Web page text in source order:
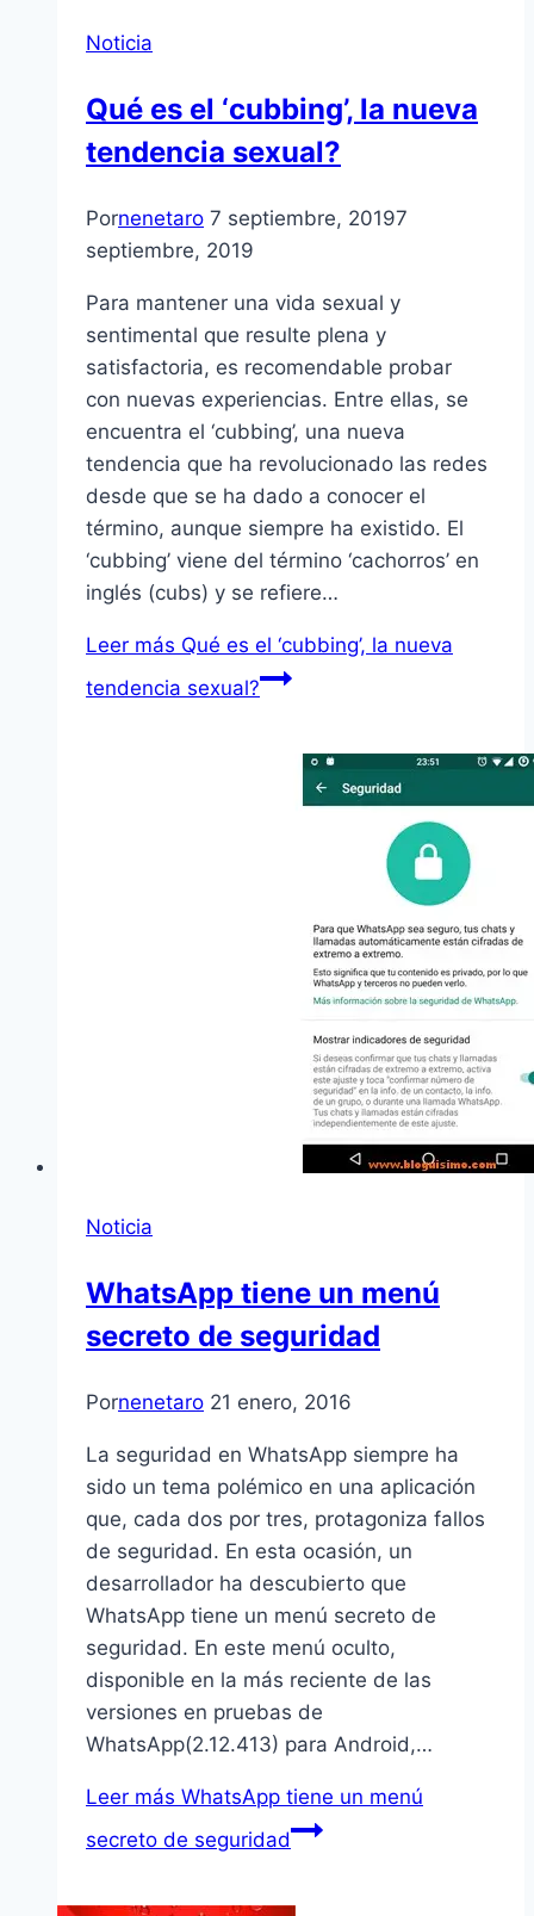
Noticia
Qué es el ‘cubbing’, la nueva
tendencia sexual?
Pornenetaro 7 septiembre, 20197
septiembre, 2019
Para mantener una vida sexual y
sentimental que resulte plena y
satisfactoria, es recomendable probar
con nuevas experiencias. Entre ellas, se
encuentra el ‘cubbing’, una nueva
tendencia que ha revolucionado las redes
desde que se ha dado a conocer el
término, aunque siempre ha existido. El
‘cubbing’ viene del término ‘cachorros’ en
inglés (cubs) y se refiere…
Leer más Qué es el ‘cubbing’, la nueva
tendencia sexual?
Noticia
WhatsApp tiene un menú
secreto de seguridad
Pornenetaro 21 enero, 2016
La seguridad en WhatsApp siempre ha
sido un tema polémico en una aplicación
que, cada dos por tres, protagoniza fallos
de seguridad. En esta ocasión, un
desarrollador ha descubierto que
WhatsApp tiene un menú secreto de
seguridad. En este menú oculto,
disponible en la más reciente de las
versiones en pruebas de
WhatsApp(2.12.413) para Android,…
Leer más WhatsApp tiene un menú
secreto de seguridad